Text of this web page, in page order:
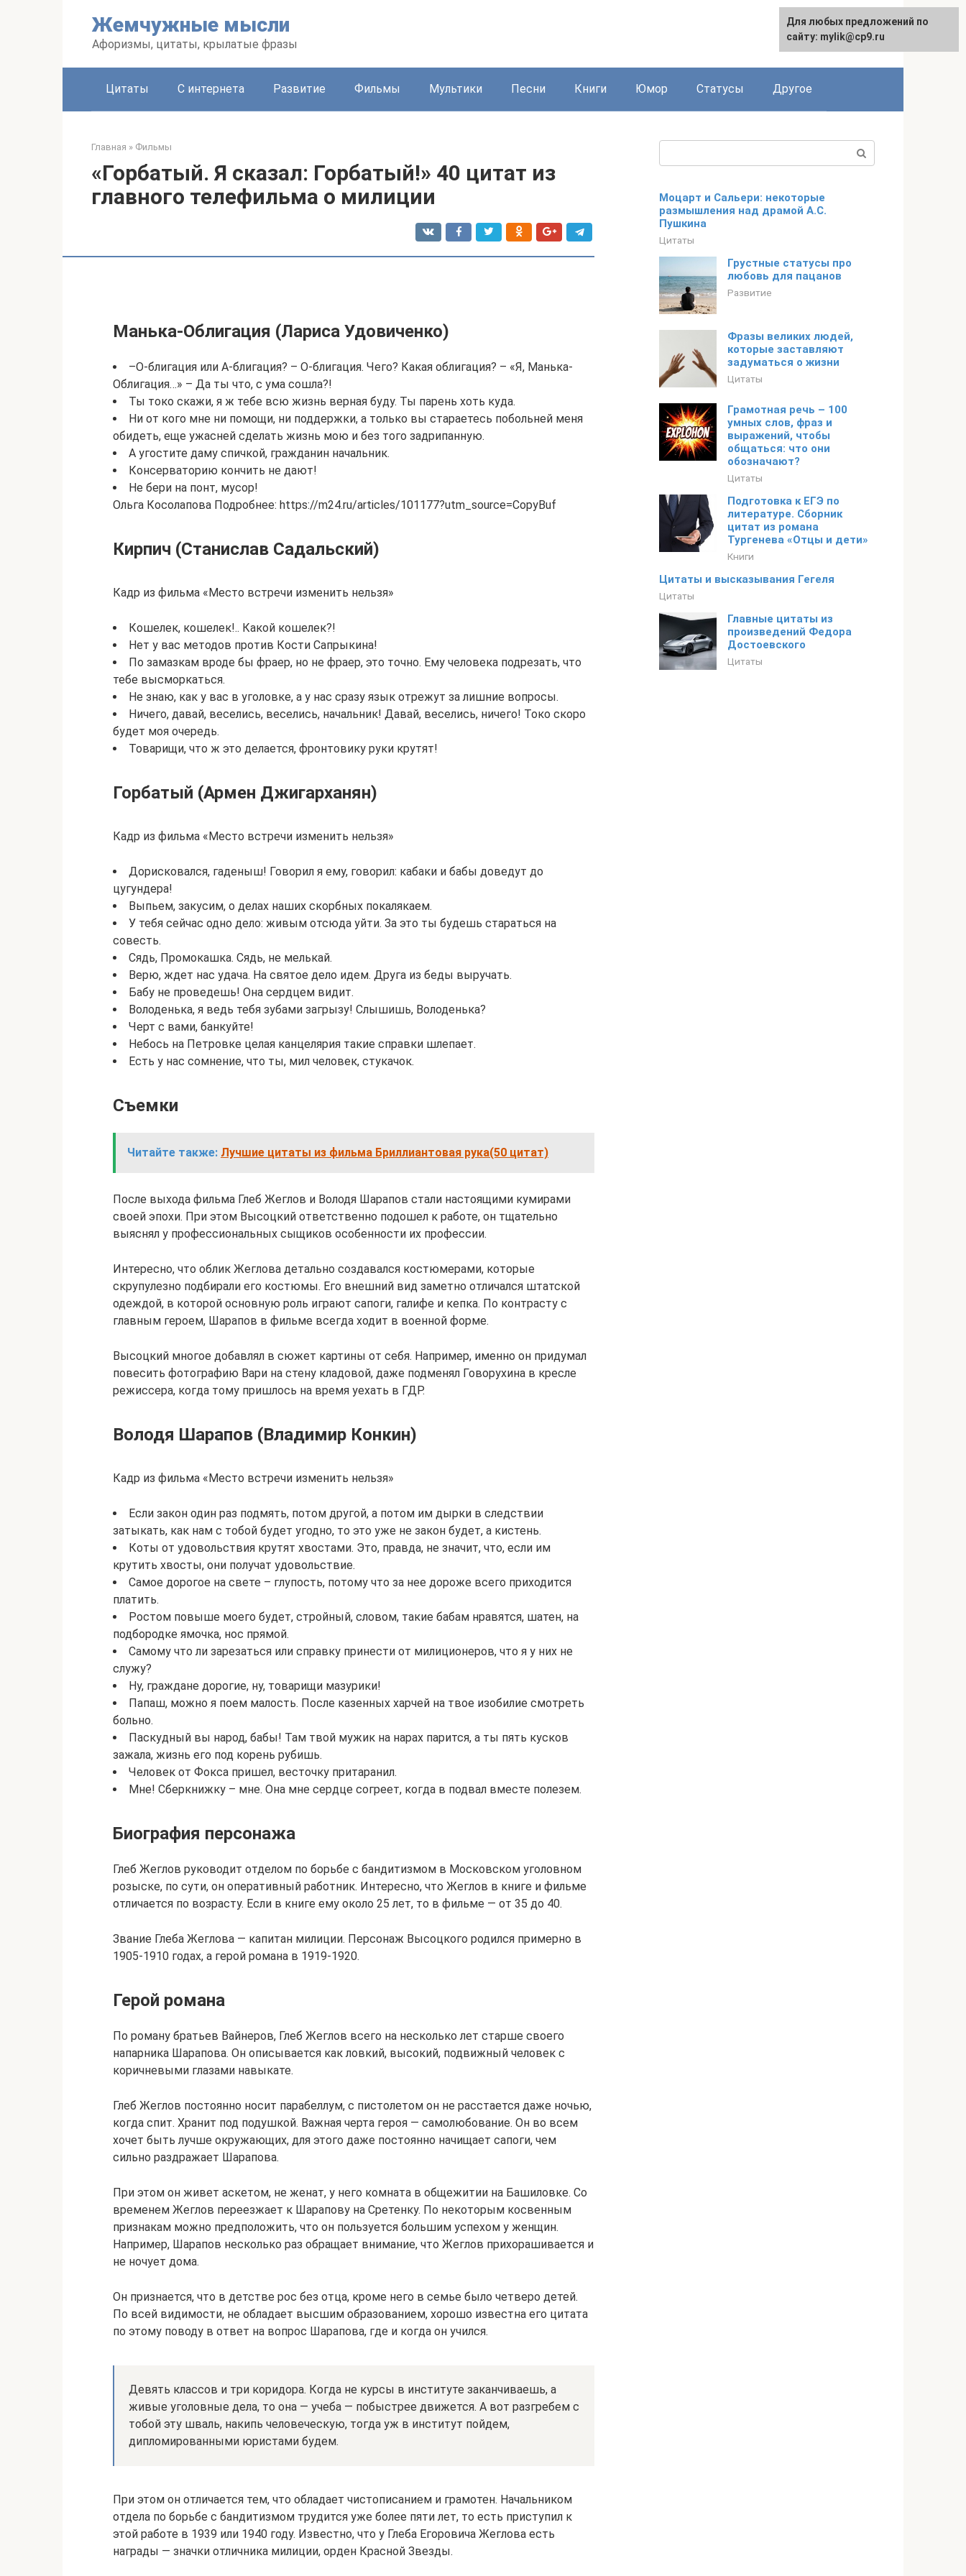
Жемчужные мысли
Афоризмы, цитаты, крылатые фразы
English
Цитаты С интернета Развитие Фильмы Мультики Песни Книги Юмор Статусы Другое
Главная » Фильмы
«Горбатый. Я сказал: Горбатый!» 40 цитат из
главного телефильма о милиции
Манька-Облигация (Лариса Удовиченко)
–О-блигация или А-блигация? – О-блигация. Чего? Какая облигация? – «Я, Манька-
Облигация…» – Да ты что, с ума сошла?!
Ты токо скажи, я ж тебе всю жизнь верная буду. Ты парень хоть куда.
Ни от кого мне ни помощи, ни поддержки, а только вы стараетесь побольней меня
обидеть, еще ужасней сделать жизнь мою и без того задрипанную.
А угостите даму спичкой, гражданин начальник.
Консерваторию кончить не дают!
Не бери на понт, мусор!
Ольга Косолапова Подробнее: https://m24.ru/articles/101177?utm_source=CopyBuf
Кирпич (Станислав Садальский)
Кадр из фильма «Место встречи изменить нельзя»
Кошелек, кошелек!.. Какой кошелек?!
Нет у вас методов против Кости Сапрыкина!
По замазкам вроде бы фраер, но не фраер, это точно. Ему человека подрезать, что
тебе высморкаться.
Не знаю, как у вас в уголовке, а у нас сразу язык отрежут за лишние вопросы.
Ничего, давай, веселись, веселись, начальник! Давай, веселись, ничего! Токо скоро
будет моя очередь.
Товарищи, что ж это делается, фронтовику руки крутят!
Горбатый (Армен Джигарханян)
Кадр из фильма «Место встречи изменить нельзя»
Дорисковался, гаденыш! Говорил я ему, говорил: кабаки и бабы доведут до
цугундера!
Выпьем, закусим, о делах наших скорбных покалякаем.
У тебя сейчас одно дело: живым отсюда уйти. За это ты будешь стараться на
совесть.
Сядь, Промокашка. Сядь, не мелькай.
Верю, ждет нас удача. На святое дело идем. Друга из беды выручать.
Бабу не проведешь! Она сердцем видит.
Володенька, я ведь тебя зубами загрызу! Слышишь, Володенька?
Черт с вами, банкуйте!
Небось на Петровке целая канцелярия такие справки шлепает.
Есть у нас сомнение, что ты, мил человек, стукачок.
Съемки
Читайте также: Лучшие цитаты из фильма Бриллиантовая рука(50 цитат)
После выхода фильма Глеб Жеглов и Володя Шарапов стали настоящими кумирами
своей эпохи. При этом Высоцкий ответственно подошел к работе, он тщательно
выяснял у профессиональных сыщиков особенности их профессии.
Интересно, что облик Жеглова детально создавался костюмерами, которые
скрупулезно подбирали его костюмы. Его внешний вид заметно отличался штатской
одеждой, в которой основную роль играют сапоги, галифе и кепка. По контрасту с
главным героем, Шарапов в фильме всегда ходит в военной форме.
Высоцкий многое добавлял в сюжет картины от себя. Например, именно он придумал
повесить фотографию Вари на стену кладовой, даже подменял Говорухина в кресле
режиссера, когда тому пришлось на время уехать в ГДР.
Володя Шарапов (Владимир Конкин)
Кадр из фильма «Место встречи изменить нельзя»
Если закон один раз подмять, потом другой, а потом им дырки в следствии
затыкать, как нам с тобой будет угодно, то это уже не закон будет, а кистень.
Коты от удовольствия крутят хвостами. Это, правда, не значит, что, если им
крутить хвосты, они получат удовольствие.
Самое дорогое на свете – глупость, потому что за нее дороже всего приходится
платить.
Ростом повыше моего будет, стройный, словом, такие бабам нравятся, шатен, на
подбородке ямочка, нос прямой.
Самому что ли зарезаться или справку принести от милиционеров, что я у них не
служу?
Ну, граждане дорогие, ну, товарищи мазурики!
Папаш, можно я поем малость. После казенных харчей на твое изобилие смотреть
больно.
Паскудный вы народ, бабы! Там твой мужик на нарах парится, а ты пять кусков
зажала, жизнь его под корень рубишь.
Человек от Фокса пришел, весточку притаранил.
Мне! Сберкнижку – мне. Она мне сердце согреет, когда в подвал вместе полезем.
Биография персонажа
Глеб Жеглов руководит отделом по борьбе с бандитизмом в Московском уголовном
розыске, по сути, он оперативный работник. Интересно, что Жеглов в книге и фильме
отличается по возрасту. Если в книге ему около 25 лет, то в фильме — от 35 до 40.
Звание Глеба Жеглова — капитан милиции. Персонаж Высоцкого родился примерно в
1905-1910 годах, а герой романа в 1919-1920.
Герой романа
По роману братьев Вайнеров, Глеб Жеглов всего на несколько лет старше своего
напарника Шарапова. Он описывается как ловкий, высокий, подвижный человек с
коричневыми глазами навыкате.
Глеб Жеглов постоянно носит парабеллум, с пистолетом он не расстается даже ночью,
когда спит. Хранит под подушкой. Важная черта героя — самолюбование. Он во всем
хочет быть лучше окружающих, для этого даже постоянно начищает сапоги, чем
сильно раздражает Шарапова.
При этом он живет аскетом, не женат, у него комната в общежитии на Башиловке. Со
временем Жеглов переезжает к Шарапову на Сретенку. По некоторым косвенным
признакам можно предположить, что он пользуется большим успехом у женщин.
Например, Шарапов несколько раз обращает внимание, что Жеглов прихорашивается и
не ночует дома.
Он признается, что в детстве рос без отца, кроме него в семье было четверо детей.
По всей видимости, не обладает высшим образованием, хорошо известна его цитата
по этому поводу в ответ на вопрос Шарапова, где и когда он учился.
Девять классов и три коридора. Когда не курсы в институте заканчиваешь, а
живые уголовные дела, то она — учеба — побыстрее движется. А вот разгребем с
тобой эту шваль, накипь человеческую, тогда уж в институт пойдем,
дипломированными юристами будем.
При этом он отличается тем, что обладает чистописанием и грамотен. Начальником
отдела по борьбе с бандитизмом трудится уже более пяти лет, то есть приступил к
этой работе в 1939 или 1940 году. Известно, что у Глеба Егоровича Жеглова есть
награды — значки отличника милиции, орден Красной Звезды.
Моцарт и Сальери: некоторые
размышления над драмой А.С.
Пушкина
Цитаты
Грустные статусы про
любовь для пацанов
Развитие
Фразы великих людей,
которые заставляют
задуматься о жизни
Цитаты
Грамотная речь – 100
умных слов, фраз и
выражений, чтобы
общаться: что они
обозначают?
Цитаты
Подготовка к ЕГЭ по
литературе. Сборник
цитат из романа
Тургенева «Отцы и дети»
Книги
Цитаты и высказывания Гегеля
Цитаты
Главные цитаты из
произведений Федора
Достоевского
Цитаты
Для любых предложений по
сайту: mylik@cp9.ru